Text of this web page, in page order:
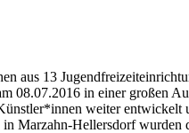
aus 13
08.07.2016 in einer großen
weiter entwickelt
Marzahn-Hellersdorf wurden